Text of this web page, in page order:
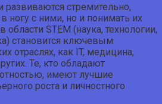
развиваются стремительно,
ногу с ними, но и понимать их
STEM (наука, технологии,
становится ключевым
отраслях, как IT, медицина,
Те, кто обладают
имеют лучшие
роста и личностного